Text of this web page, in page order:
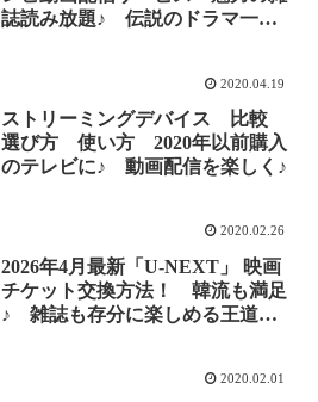
誌読み放題♪ 伝説のドラマ一気
2020.04.19
ストリーミングデバイス 比較
選び方 使い方 2020年以前購入
のテレビに♪ 動画配信を楽しく♪
2020.02.26
2026年4月最新「U-NEXT」 映画
チケット交換方法！ 韓流も満足
♪ 雑誌も存分に楽しめる王道の
2020.02.01